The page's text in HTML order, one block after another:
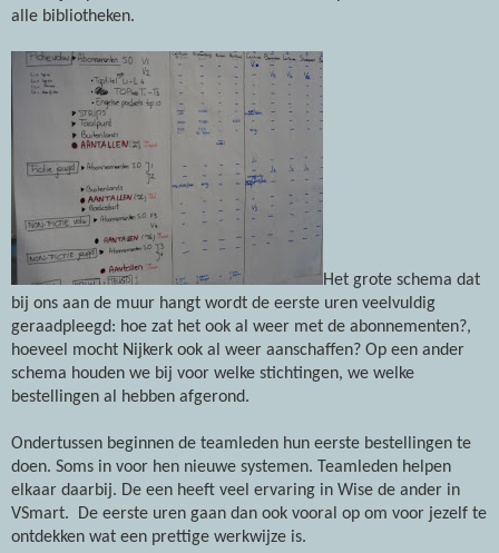
alle bibliotheken.
Het grote schema dat
bij ons aan de muur hangt wordt de eerste uren veelvuldig
geraadpleegd: hoe zat het ook al weer met de abonnementen?,
hoeveel mocht Nijkerk ook al weer aanschaffen? Op een ander
schema houden we bij voor welke stichtingen, we welke
bestellingen al hebben afgerond.
Ondertussen beginnen de teamleden hun eerste bestellingen te
doen. Soms in voor hen nieuwe systemen. Teamleden helpen
elkaar daarbij. De een heeft veel ervaring in Wise de ander in
VSmart.
De eerste uren gaan dan ook vooral op om voor jezelf te
ontdekken wat een prettige werkwijze is.